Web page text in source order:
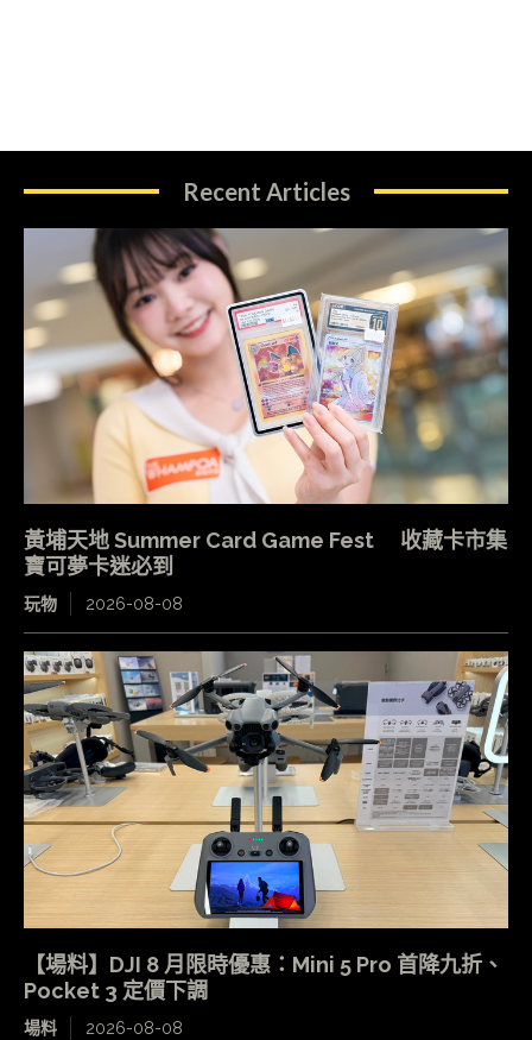
Recent Articles
黃埔天地 Summer Card Game Fest 收藏卡市集
寶可夢卡迷必到
玩物 2026-08-08
【場料】DJI 8 月限時優惠：Mini 5 Pro 首降九折、
Pocket 3 定價下調
場料 2026-08-08